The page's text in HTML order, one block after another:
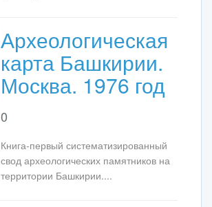
Археологическая
карта Башкирии.
Москва. 1976 год
0
Книга-первый систематизированный
свод археологических памятников на
территории Башкирии....